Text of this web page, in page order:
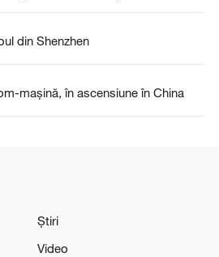
din Shenzhen
mașină, în ascensiune în China
Știri
Video